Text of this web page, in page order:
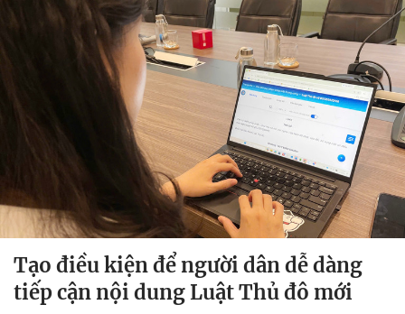
Tạo điều kiện để người dân dễ dàng
tiếp cận nội dung Luật Thủ đô mới